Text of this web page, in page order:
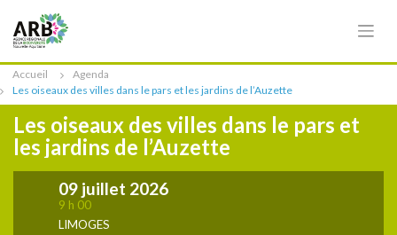
Accueil
Agenda
Les oiseaux des villes dans le pars et les jardins de l’Auzette
Les oiseaux des villes dans le pars et
les jardins de l’Auzette
09 juillet 2026
9 h 00
LIMOGES